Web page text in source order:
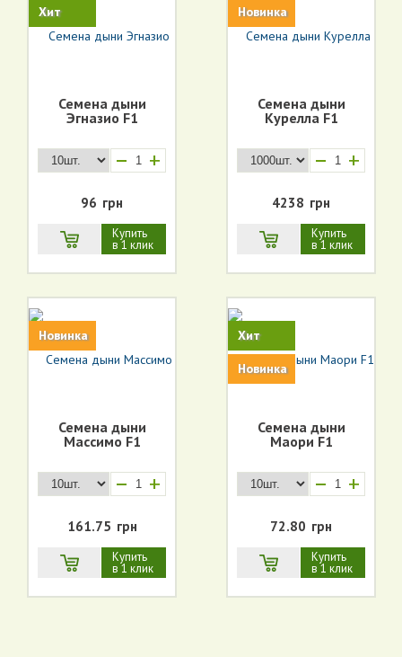
Хит
Семена дыни
Эгназио F1
+
96 грн
Купить
в 1 клик
Новинка
Семена дыни
Курелла F1
+
4238 грн
Купить
в 1 клик
Новинка
Семена дыни
Массимо F1
+
161.75 грн
Купить
в 1 клик
Хит
Новинка
Семена дыни
Маори F1
+
72.80 грн
Купить
в 1 клик